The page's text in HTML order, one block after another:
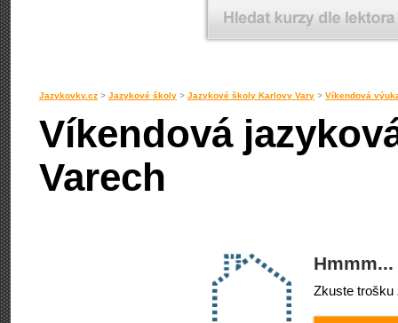
Jazykovky.cz > Jazykové školy > Jazykové školy Karlovy Vary > Víkendová
Víkendová
Varech
Zkuste trošku